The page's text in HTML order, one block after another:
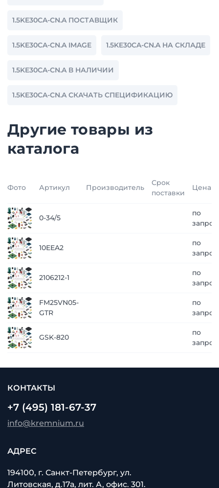
1.5KE30CA-CN.A ПОСТАВЩИК
1.5KE30CA-CN.A IMAGE 1.5KE30CA-CN.A НА СКЛАДЕ
1.5KE30CA-CN.A В НАЛИЧИИ
1.5KE30CA-CN.A СКАЧАТЬ СПЕЦИФИКАЦИЮ
Другие товары из
каталога
Фото Артикул Производитель
Срок
поставки
Цена
0-34/5
по
10EEA2
по
2106212-1
по
FM25VN05-
GTR
по
GSK-820
по
КОНТАКТЫ
+7 (495) 181-67-37
info@kremnium.ru
АДРЕС
194100, г. Санкт-Петербург, ул.
Литовская, д.17а, лит. А, офис. 301.